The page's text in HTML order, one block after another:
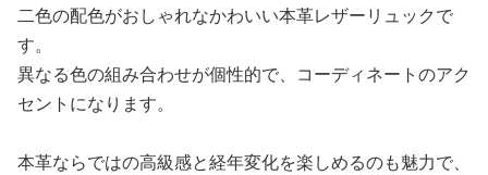
二色の配色がおしゃれなかわいい本革レザーリュックで
す。
異なる色の組み合わせが個性的で、コーディネートのアク
セントになります。
本革ならではの高級感と経年変化を楽しめるのも魅力で、